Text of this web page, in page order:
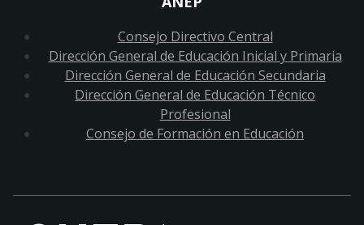
Consejo Directivo Central
Dirección General de Educación Inicial y Primaria
Dirección General de Educación Secundaria
Dirección General de Educación Técnico
Profesional
Consejo de Formación en Educación